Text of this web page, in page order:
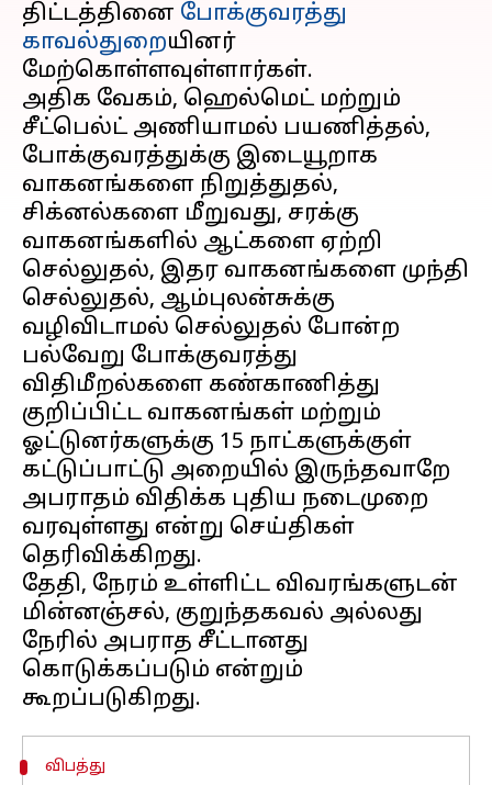
திட்டத்தினை போக்குவரத்து
காவல்துறையினர்
மேற்கொள்ளவுள்ளார்கள்.
அதிக வேகம், ஹெல்மெட் மற்றும்
சீட்பெல்ட் அணியாமல் பயணித்தல்,
போக்குவரத்துக்கு இடையூறாக
வாகனங்களை நிறுத்துதல்,
சிக்னல்களை மீறுவது, சரக்கு
வாகனங்களில் ஆட்களை ஏற்றி
செல்லுதல், இதர வாகனங்களை முந்தி
செல்லுதல், ஆம்புலன்சுக்கு
வழிவிடாமல் செல்லுதல் போன்ற
பல்வேறு போக்குவரத்து
விதிமீறல்களை கண்காணித்து
குறிப்பிட்ட வாகனங்கள் மற்றும்
ஓட்டுனர்களுக்கு 15 நாட்களுக்குள்
கட்டுப்பாட்டு அறையில் இருந்தவாறே
அபராதம் விதிக்க புதிய நடைமுறை
வரவுள்ளது என்று செய்திகள்
தெரிவிக்கிறது.
தேதி, நேரம் உள்ளிட்ட விவரங்களுடன்
மின்னஞ்சல், குறுந்தகவல் அல்லது
நேரில் அபராத சீட்டானது
கொடுக்கப்படும் என்றும்
விபத்து